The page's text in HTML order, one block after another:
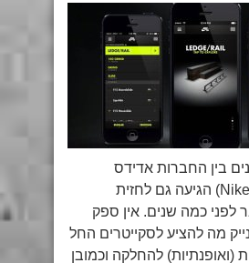
בין החברות אדידס
(Adidas) ונייק (Nike) הגיעה גם לחזית
לפני כמה שנים. אין ספק
מה להציע לסקייטרים החל
(ואופנתיות) להחלקה וכמובן